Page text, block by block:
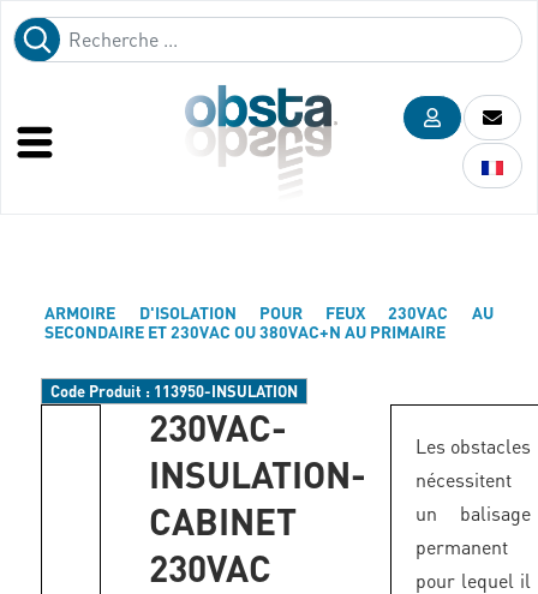
ARMOIRE D'ISOLATION POUR FEUX 230VAC AU
SECONDAIRE ET 230VAC OU 380VAC+N AU PRIMAIRE
Code Produit : 113950-INSULATION
230VAC-
INSULATION-
CABINET
230VAC
Les obstacles
nécessitent
un balisage
permanent
pour lequel il